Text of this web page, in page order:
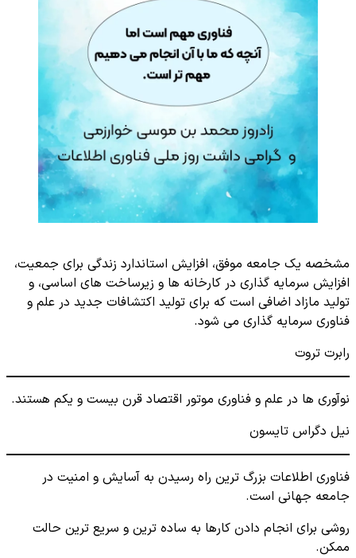
مشخصه یک جامعه موفق، افزایش استاندارد زندگی برای جمعیت،
افزایش سرمایه گذاری در کارخانه ها و زیرساخت های اساسی، و
تولید مازاد اضافی است که برای تولید اکتشافات جدید در علم و
فناوری سرمایه گذاری می شود.
رابرت تروت
نوآوری ها در علم و فناوری موتور اقتصاد قرن بیست و یکم هستند.
نیل دگراس تایسون
فناوری اطلاعات بزرگ ترین راه رسیدن به آسایش و امنیت در
جامعه جهانی است.
روشی برای انجام دادن کارها به ساده ترین و سریع ترین حالت
ممکن.